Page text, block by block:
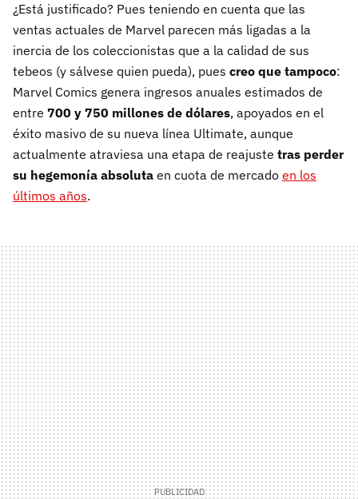
¿Está justificado? Pues teniendo en cuenta que las
ventas actuales de Marvel parecen más ligadas a la
inercia de los coleccionistas que a la calidad de sus
tebeos (y sálvese quien pueda), pues creo que tampoco:
Marvel Comics genera ingresos anuales estimados de
entre 700 y 750 millones de dólares, apoyados en el
éxito masivo de su nueva línea Ultimate, aunque
actualmente atraviesa una etapa de reajuste tras perder
su hegemonía absoluta en cuota de mercado en los
últimos años.